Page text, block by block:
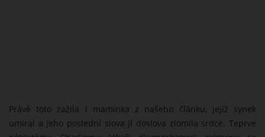
Právě toto zažila i maminka z našeho článku, jejíž synek
umíral a jeho poslední slova jí doslova zlomila srdce. Teprve